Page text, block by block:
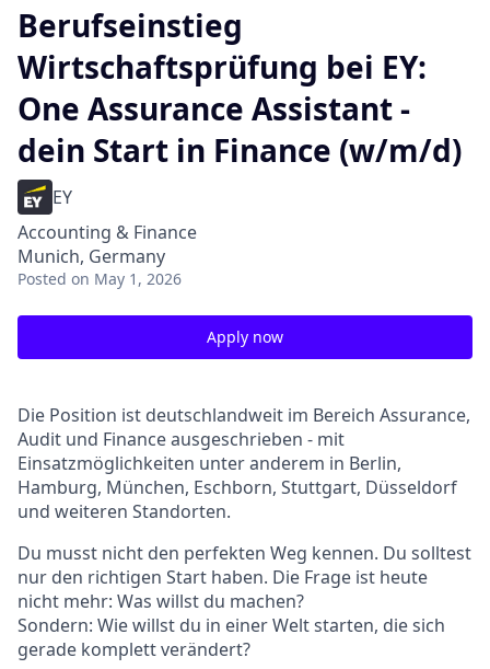
Berufseinstieg
Wirtschaftsprüfung bei EY:
One Assurance Assistant -
dein Start in Finance (w/m/d)
EY
Accounting & Finance
Munich, Germany
Posted on May 1, 2026
Apply now
Die Position ist deutschlandweit im Bereich Assurance,
Audit und Finance ausgeschrieben - mit
Einsatzmöglichkeiten unter anderem in Berlin,
Hamburg, München, Eschborn, Stuttgart, Düsseldorf
und weiteren Standorten.
Du musst nicht den perfekten Weg kennen. Du solltest
nur den richtigen Start haben. Die Frage ist heute
nicht mehr: Was willst du machen?
Sondern: Wie willst du in einer Welt starten, die sich
gerade komplett verändert?